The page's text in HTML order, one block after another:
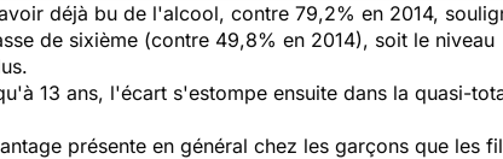
déjà bu de l'alcool, contre 79,2% en 2014,
de sixième (contre 49,8% en 2014), soit le niveau
13 ans, l'écart s'estompe ensuite dans la quasi-
présente en général chez les garçons que les